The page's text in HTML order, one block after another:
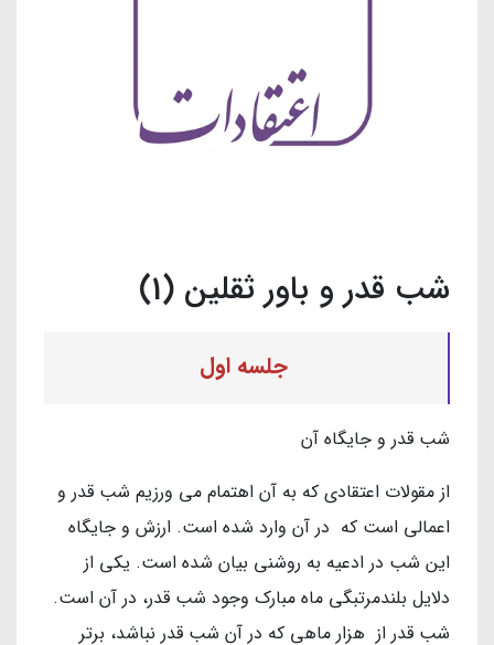
شب قدر و باور ثقلین (1)
جلسه اول
شب قدر و جایگاه آن
از مقولات اعتقادی که به آن اهتمام می ورزیم شب قدر و
اعمالی است که در آن وارد شده است. ارزش و جایگاه
این شب در ادعیه به روشنی بیان شده است. یکی از
دلایل بلندمرتبگی ماه مبارک وجود شب قدر، در آن است.
شب قدر از هزار ماهی که در آن شب قدر نباشد، برتر